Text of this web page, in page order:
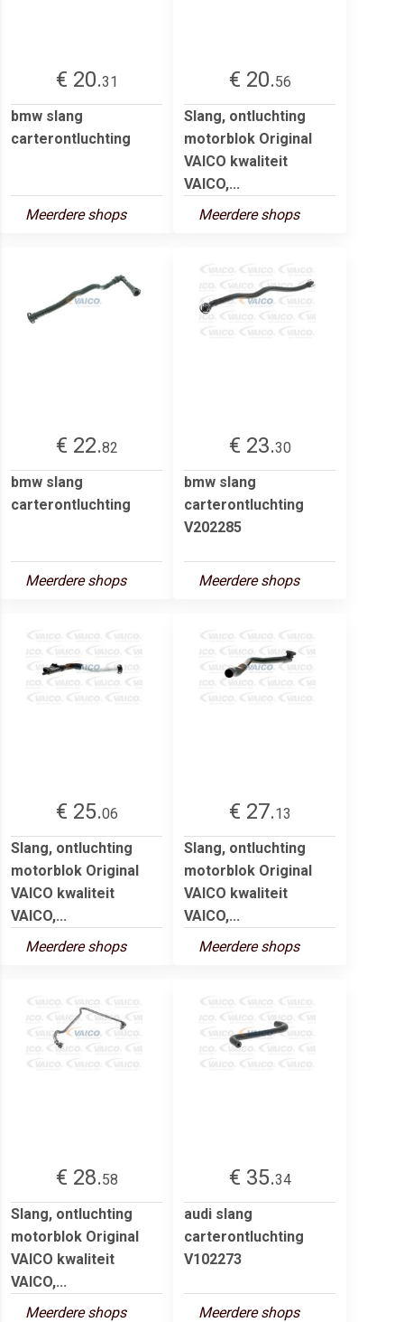
€ 20.31
bmw slang
carterontluchting
Meerdere shops
€ 20.56
Slang, ontluchting
motorblok Original
VAICO kwaliteit
VAICO,...
Meerdere shops
€ 22.82
bmw slang
carterontluchting
Meerdere shops
€ 23.30
bmw slang
carterontluchting
V202285
Meerdere shops
€ 25.06
Slang, ontluchting
motorblok Original
VAICO kwaliteit
VAICO,...
Meerdere shops
€ 27.13
Slang, ontluchting
motorblok Original
VAICO kwaliteit
VAICO,...
Meerdere shops
€ 28.58
Slang, ontluchting
motorblok Original
VAICO kwaliteit
VAICO,...
Meerdere shops
€ 35.34
audi slang
carterontluchting
V102273
Meerdere shops